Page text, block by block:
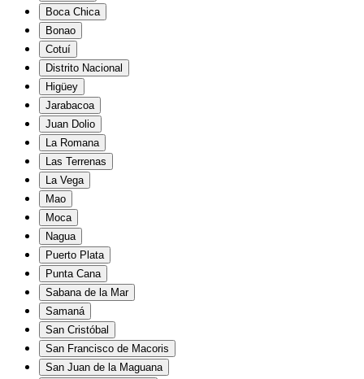
Boca Chica
Bonao
Cotuí
Distrito Nacional
Higüey
Jarabacoa
Juan Dolio
La Romana
Las Terrenas
La Vega
Mao
Moca
Nagua
Puerto Plata
Punta Cana
Sabana de la Mar
Samaná
San Cristóbal
San Francisco de Macoris
San Juan de la Maguana